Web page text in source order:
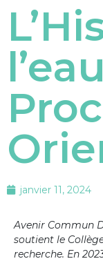
janvier 11, 2024
Avenir Commun
soutient le
recherche. En